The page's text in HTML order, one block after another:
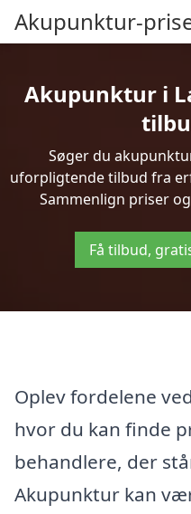
Akupunktur-
Akupunktur i
Søger du
uforpligtende tilbud fra
Sammenlign priser
Få tilbud,
Oplev fordelene
hvor du kan finde
behandlere, der
Akupunktur kan